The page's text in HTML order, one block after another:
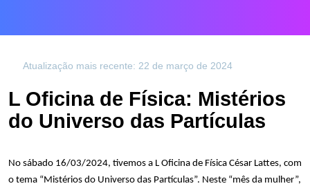
Atualização mais recente: 22 de março de 2024
L Oficina de Física: Mistérios
do Universo das Partículas
No sábado 16/03/2024, tivemos a L Oficina de Física César Lattes, com
o tema “Mistérios do Universo das Partículas”. Neste “mês da mulher”,